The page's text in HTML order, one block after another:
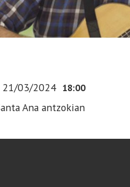
21/03/2024 18:00
Ana antzokian